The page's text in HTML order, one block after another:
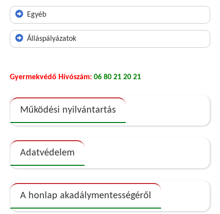
Egyéb
Álláspályázatok
Gyermekvédő Hívószám: 06 80 21 20 21
Működési nyilvántartás
Adatvédelem
A honlap akadálymentességéről